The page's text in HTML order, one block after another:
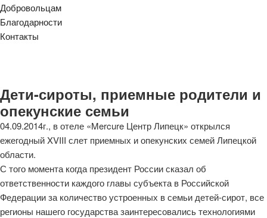
Добровольцам
Благодарности
Контакты
Дети-сироты, приемные родители и
опекунские семьи
04.09.2014г., в отеле «Mercure Центр Липецк» открылся
ежегодный XVIII слет приемных и опекунских семей Липецкой
области.
С того момента когда президент России сказал об
ответственности каждого главы субъекта в Российской
Федерации за количество устроенных в семьи детей-сирот, все
регионы нашего государства заинтересовались технологиями